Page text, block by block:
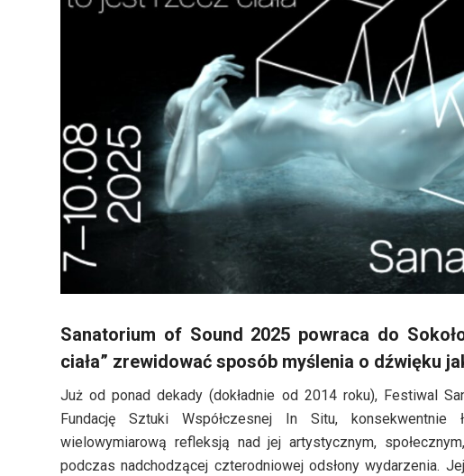
Sanatorium of Sound 2025 powraca do
ciała” zrewidować sposób myślenia o dźwięku
Już od ponad dekady (dokładnie od 2014 roku), Festiwal
Fundację Sztuki Współczesnej In Situ,
wielowymiarową refleksją nad jej artystycznym,
podczas nadchodzącej czterodniowej odsłony wydarzenia.